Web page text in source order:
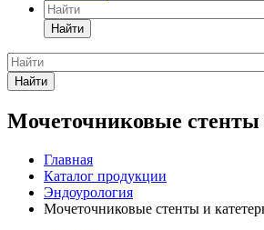
Найти
Найти
Мочеточниковые стенты
Главная
Каталог продукции
Эндоурология
Мочеточниковые стенты и